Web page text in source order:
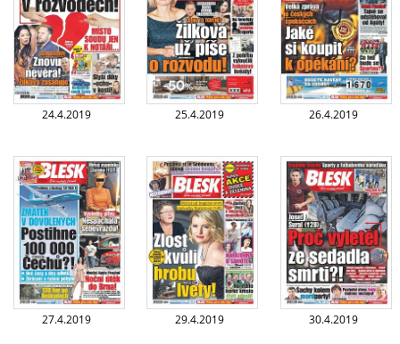
24.4.2019 25.4.2019 26.4.2019
27.4.2019 29.4.2019 30.4.2019